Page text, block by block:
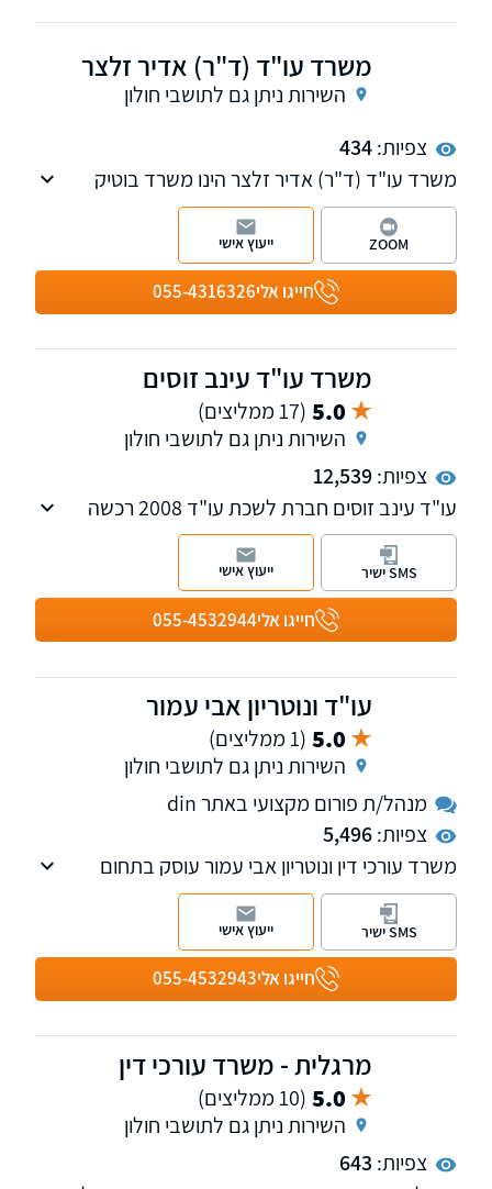
משרד עו"ד (ד"ר) אדיר זלצר
השירות ניתן גם לתושבי חולון
צפיות:434
משרד עו"ד (ד"ר) אדיר זלצר הינו משרד בוטיק
העוסק בלשון הרע, חדלות פירעון, דיני חינוך
וליטיגציה אזרחית.
חייגו אלי055-4316326
ZOOM ייעוץ אישי
משרד עו"ד עינב זוסים
5.0 (17 ממליצים)
השירות ניתן גם לתושבי חולון
צפיות:12,539
עו"ד עינב זוסים חברת לשכת עו"ד 2008 רכשה
נסיון רב במגוון תחומי המשפט האזרחי בדגש על
נושא דיני עבודה, ייצוג מעסיקים ועובדים, דיני
משפחה, מסחרי וזכויות יוצרים. מקבלת לקוחות
בנס ציונה ובאשקלון, בנושא ייפוי כוח מתמשך
וצוואות אפשרות להגיע לבית הלקוח
חייגו אלי055-4532944
SMS ישיר ייעוץ אישי
עו"ד ונוטריון אבי עמור
5.0 (1 ממליצים)
השירות ניתן גם לתושבי חולון
מנהל/ת פורום מקצועי באתר din
צפיות:5,496
משרד עורכי דין ונוטריון אבי עמור עוסק בתחום
האזרחי-מסחרי, מקרקעין ודיני עבודה ומעניק
ללקוחותיו סל שירותים שלם תחת קורת גג אחת.
חייגו אלי055-4532943
SMS ישיר ייעוץ אישי
מרגלית - משרד עורכי דין
5.0 (10 ממליצים)
השירות ניתן גם לתושבי חולון
צפיות: 643